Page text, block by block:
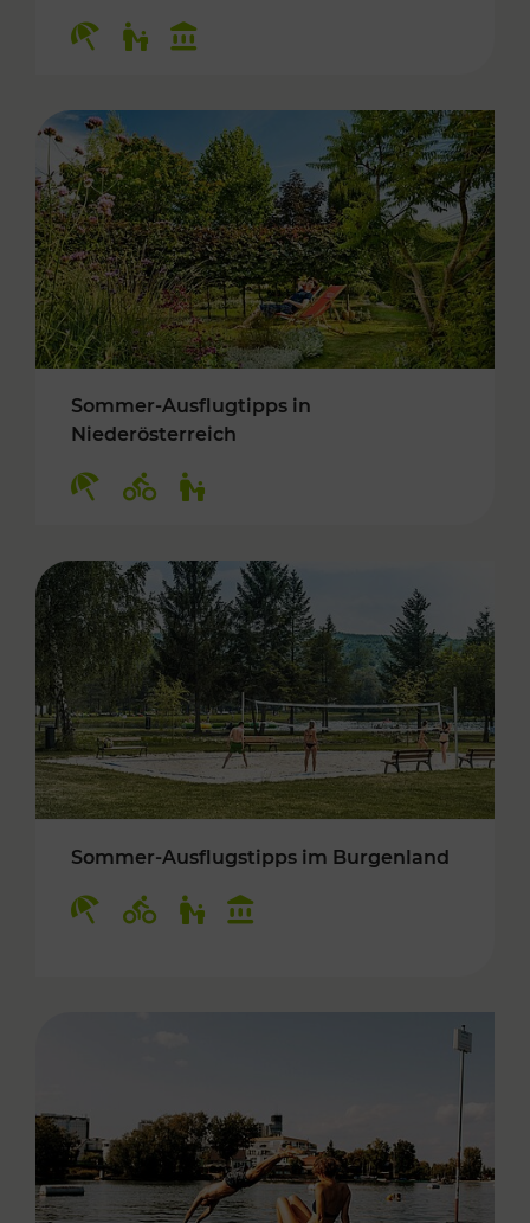
Sommer-Ausflugtipps in
Niederösterreich
Sommer-Ausflugstipps im Burgenland